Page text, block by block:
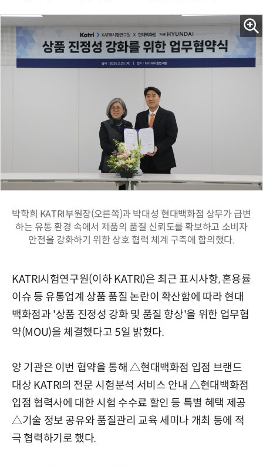
박학희 KATRI부원장(오른쪽)과 박대성 현대백화점 상무가 급변
하는 유통 환경 속에서 제품의 품질 신뢰도를 확보하고 소비자
안전을 강화하기 위한 상호 협력 체계 구축에 합의했다.
KATRI시험연구원(이하 KATRI)은 최근 표시사항, 혼용률
이슈 등 유통업계 상품 품질 논란이 확산함에 따라 현대
백화점과 '상품 진정성 강화 및 품질 향상'을 위한 업무협
약(MOU)을 체결했다고 5일 밝혔다.
양 기관은 이번 협약을 통해 △현대백화점 입점 브랜드
대상 KATRI의 전문 시험분석 서비스 안내 △현대백화점
입점 협력사에 대한 시험 수수료 할인 등 특별 혜택 제공
△기술 정보 공유와 품질관리 교육 세미나 개최 등에 적
극 협력하기로 했다.